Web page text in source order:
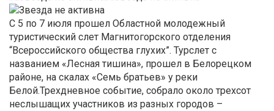
С 5 по 7 июля прошел Областной молодежный
туристический слет Магнитогорского отделения
“Всероссийского общества глухих”. Турслет с
названием «Лесная тишина», прошел в Белорецком
районе, на скалах «Семь братьев» у реки
Белой.Трехдневное событие, собрало около трехсот
неслышащих участников из разных городов –